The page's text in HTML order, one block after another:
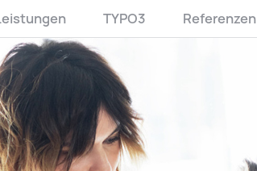
TYPO3 Referenzen